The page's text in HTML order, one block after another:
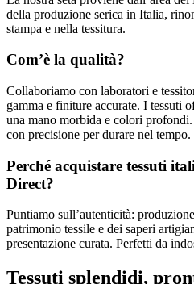
della produzione serica in Italia,
stampa e nella tessitura.
Com’è la qualità?
Collaboriamo con laboratori e
gamma e finiture accurate. I tessuti
una mano morbida e colori
con precisione per durare nel tempo.
Perché acquistare tessuti
Direct?
Puntiamo sull’autenticità:
patrimonio tessile e dei saperi
presentazione curata. Perfetti da
Tessuti splendidi,